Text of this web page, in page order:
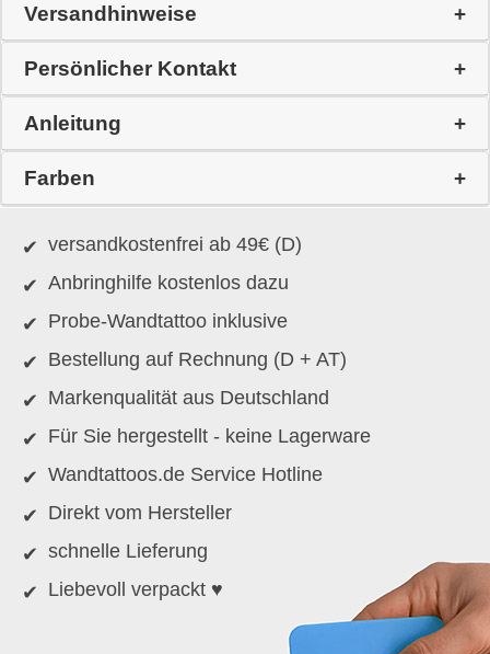
Versandhinweise
Persönlicher Kontakt
Anleitung
Farben
versandkostenfrei ab 49€ (D)
Anbringhilfe kostenlos dazu
Probe-Wandtattoo inklusive
Bestellung auf Rechnung (D + AT)
Markenqualität aus Deutschland
Für Sie hergestellt - keine Lagerware
Wandtattoos.de Service Hotline
Direkt vom Hersteller
schnelle Lieferung
Liebevoll verpackt ♥